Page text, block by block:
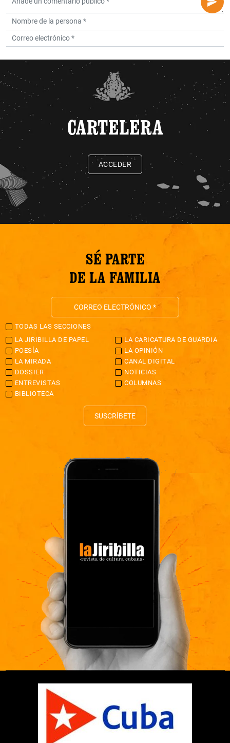
CARTELERA
ACCEDER
SÉ PARTE
DE LA FAMILIA
TODAS LAS SECCIONES
LA JIRIBILLA DE PAPEL
LA CARICATURA DE GUARDIA
POESÍA
LA OPINIÓN
LA MIRADA
CANAL DIGITAL
DOSSIER
NOTICIAS
ENTREVISTAS
COLUMNAS
BIBLIOTECA
SUSCRÍBETE